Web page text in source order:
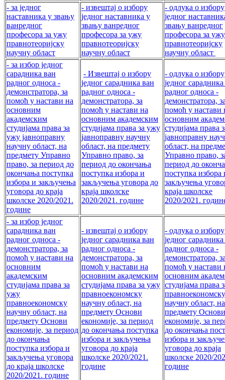
- за једног
наставника у звању
ванредног
професора за ужу
правнотеоријску
научну област
- извештај о избору
једног наставника у
звању ванредног
професора за ужу
правнотеоријску
научну област
- одлука о избору
једног
звању ванредног
професора за ужу
правнотеоријску
научну област
- за избор једног
сарадника ван
радног односа -
демонстратора, за
помоћ у настави на
основним
академским
студијама права за
ужу јавноправну
научну област, на
предмету Управно
право, за период до
окончања поступка
избора и закључења
уговора до краја
школске 2020/2021.
године
- Извештај о избору
једног сарадника ван
радног односа -
демонстратора, за
помоћ у настави на
основним академским
студијама права за ужу
јавноправну научну
област, на предмету
Управно право, за
период до окончања
поступка избора и
закључења уговора до
краја школске
2020/2021. године
- одлука о избору
једног
радног односа -
демонстратора,
помоћ у настави
основним
студијама права
јавноправну
област, на
Управно право,
период до
поступка избора
закључења
краја школске
2020/2021.
- за избор једног
сарадника ван
радног односа -
демонстратора, за
помоћ у настави на
основним
академским
студијама права за
ужу
правноекономску
научну област, на
предмету Основи
економије, за период
до окончања
поступка избора и
закључења уговора
до краја школске
2020/2021. године
- извештај о избору
једног сарадника ван
радног односа -
демонстратора, за
помоћ у настави на
основним академским
студијама права за ужу
правноекономску
научну област, на
предмету Основи
економије, за период
до окончања поступка
избора и закључења
уговора до краја
школске 2020/2021.
године
- одлука о избору
једног
радног односа -
демонстратора,
помоћ у настави
основним
студијама права
правноекономску
научну област, на
предмету Основи
економије, за
до окончања
избора и
уговора до краја
школске 2020/
године